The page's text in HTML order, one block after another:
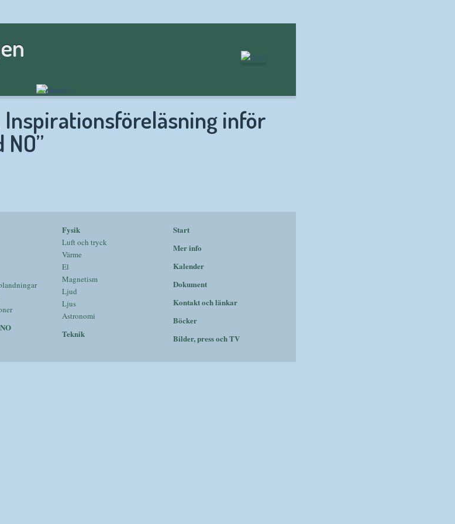
Inspirationsföreläsning inför
Fysik
Luft och tryck
Värme
El
Magnetism
Ljud
Ljus
Astronomi
Teknik
Start
Mer info
Kalender
Dokument
Kontakt och länkar
Böcker
Bilder, press och TV